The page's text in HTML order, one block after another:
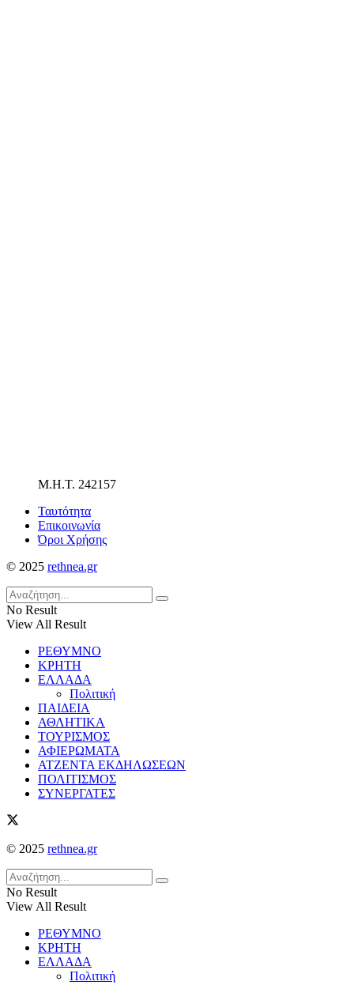
Μ.Η.Τ. 242157
Ταυτότητα
Επικοινωνία
Όροι Χρήσης
© 2025 rethnea.gr
No Result
View All Result
ΡΕΘΥΜΝΟ
ΚΡΗΤΗ
ΕΛΛΑΔΑ
Πολιτική
ΠΑΙΔΕΙΑ
ΑΘΛΗΤΙΚΑ
ΤΟΥΡΙΣΜΟΣ
ΑΦΙΕΡΩΜΑΤΑ
ΑΤΖΕΝΤΑ ΕΚΔΗΛΩΣΕΩΝ
ΠΟΛΙΤΙΣΜΟΣ
ΣΥΝΕΡΓΑΤΕΣ
© 2025 rethnea.gr
No Result
View All Result
ΡΕΘΥΜΝΟ
ΚΡΗΤΗ
ΕΛΛΑΔΑ
Πολιτική